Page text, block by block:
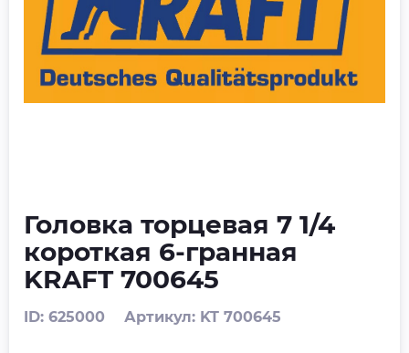
Головка торцевая 7 1/4
короткая 6-гранная
KRAFT 700645
ID: 625000 Артикул: KT 700645